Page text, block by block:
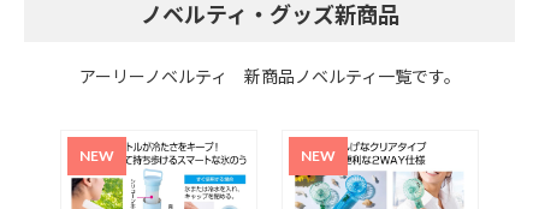
ノベルティ・グッズ新商品
アーリーノベルティ 新商品ノベルティ一覧です。